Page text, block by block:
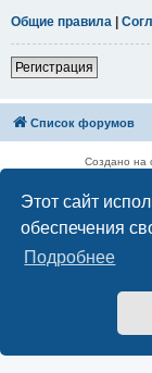
Этот сайт
обеспечения
Подробнее
Общие правила |
Регистрация
Список форумов
Создано на